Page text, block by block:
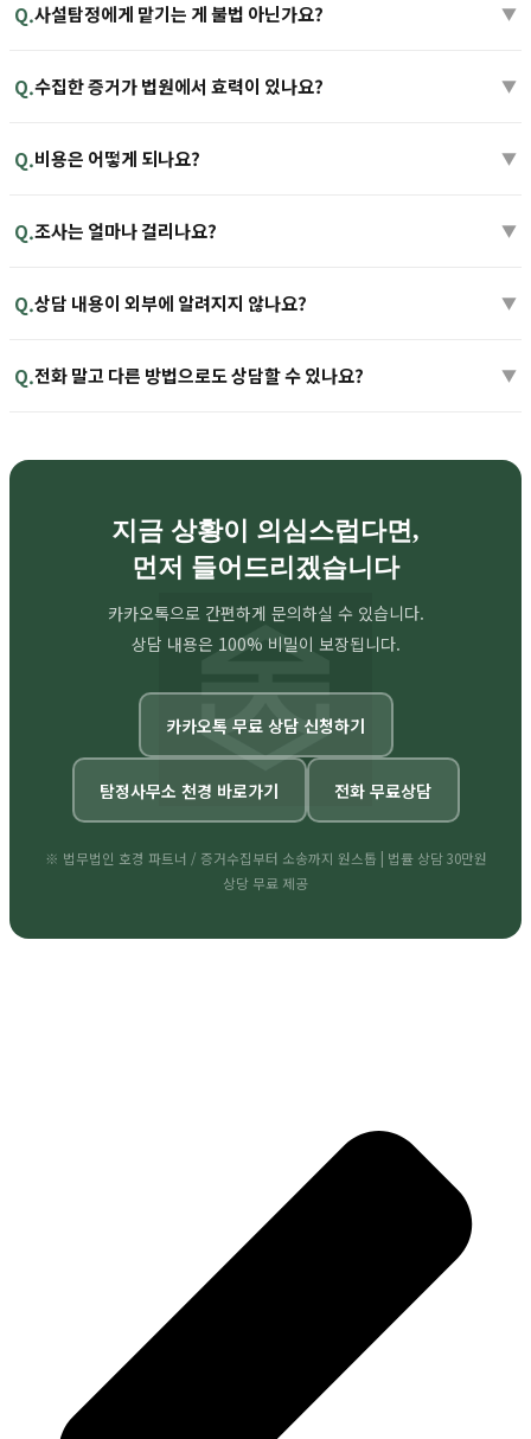
Q.사설탐정에게 맡기는 게 불법 아닌가요? ▼
Q.수집한 증거가 법원에서 효력이 있나요? ▼
Q.비용은 어떻게 되나요? ▼
Q.조사는 얼마나 걸리나요? ▼
Q.상담 내용이 외부에 알려지지 않나요? ▼
Q.전화 말고 다른 방법으로도 상담할 수 있나요? ▼
지금 상황이 의심스럽다면,
먼저 들어드리겠습니다
카카오톡으로 간편하게 문의하실 수 있습니다.
상담 내용은 100% 비밀이 보장됩니다.
카카오톡 무료 상담 신청하기
탐정사무소 천경 바로가기 전화 무료상담
※ 법무법인 호경 파트너 / 증거수집부터 소송까지 원스톱 | 법률 상담 30만원
상당 무료 제공